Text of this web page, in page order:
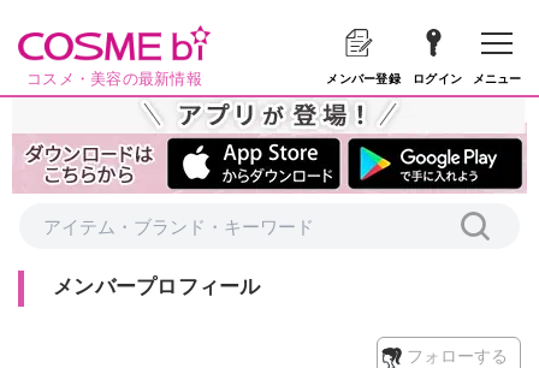
コスメ・美容の最新情報 メンバー登録 ログイン メニュー
メンバープロフィール
フォローする